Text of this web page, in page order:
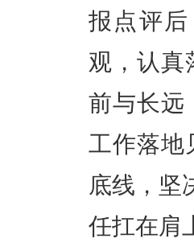
报点评
观，认真
前与长远
工作落地
底线，坚
任扛在肩